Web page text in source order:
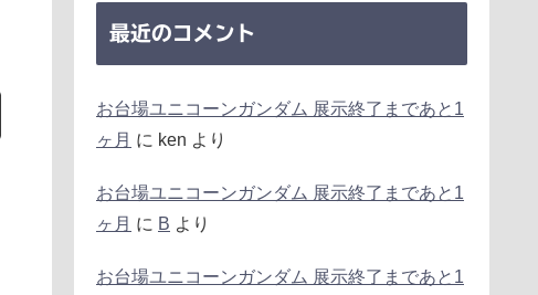
最近のコメント
お台場ユニコーンガンダム 展示終了まであと1
ヶ月 に ken より
お台場ユニコーンガンダム 展示終了まであと1
ヶ月 に B より
お台場ユニコーンガンダム 展示終了まであと1